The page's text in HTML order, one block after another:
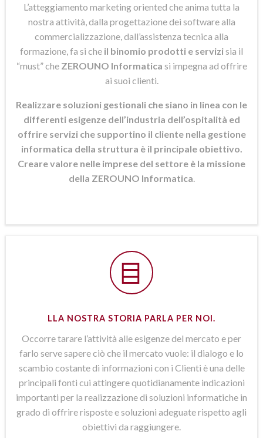
L’atteggiamento marketing oriented che anima tutta la
nostra attività, dalla progettazione dei software alla
commercializzazione, dall’assistenza tecnica alla
formazione, fa si che il binomio prodotti e servizisia il
“must” che ZEROUNO Informatica si impegna ad offrire
ai suoi clienti.
Realizzare soluzioni gestionali che siano in linea con le
differenti esigenze dell’industria dell’ospitalità ed
offrire servizi che supportino il cliente nella gestione
informatica della struttura è il principale obiettivo.
Creare valore nelle imprese del settore è la missione
della ZEROUNO Informatica
LLA NOSTRA STORIA PARLA PER NOI.
Occorre tarare l’attività alle esigenze del mercato e per
farlo serve sapere ciò che il mercato vuole: il dialogo e lo
scambio costante di informazioni con i Clienti è una delle
principali fonti cui attingere quotidianamente indicazioni
importanti per la realizzazione di soluzioni informatiche in
grado di offrire risposte e soluzioni adeguate rispetto agli
obiettivi da raggiungere.